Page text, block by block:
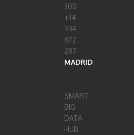
300
+34
934
872
287
MADRID
SMART
BIG
DATA
HUB